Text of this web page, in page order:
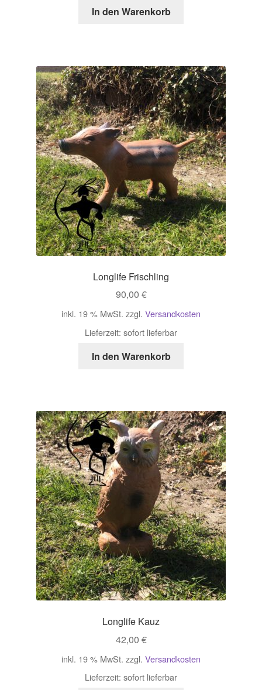
In den Warenkorb
Longlife Frischling
90,00 €
inkl. 19 % MwSt. zzgl. Versandkosten
Lieferzeit: sofort lieferbar
In den Warenkorb
Longlife Kauz
42,00 €
inkl. 19 % MwSt. zzgl. Versandkosten
Lieferzeit: sofort lieferbar